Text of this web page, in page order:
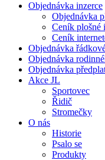
Objednávka inzerce
Objednávka
Ceník plošné
Ceník
Objednávka
Objednávka
Objednávka
Akce JL
Sportovec
Řidič
Stromečky
O nás
Historie
Psalo se
Produkty